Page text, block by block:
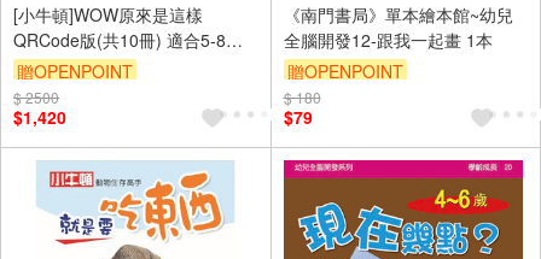
[小牛頓]WOW原來是這樣
QRCode版(共10冊) 適合5-8歲
平裝全彩 大字注音圖解百科
贈OPENPOINT
$ 2500
$1,420
《南門書局》單本繪本館~幼兒
全腦開發12-跟我一起畫 1本
贈OPENPOINT
$ 180
$79